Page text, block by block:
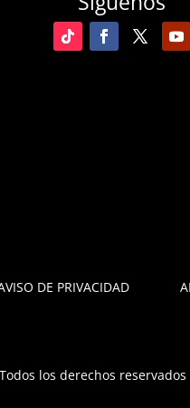
DE PRIVACIDAD
los derechos reservados